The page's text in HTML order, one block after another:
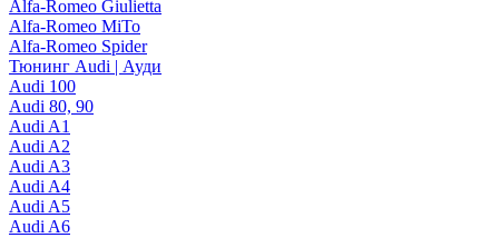
Alfa-Romeo Giulietta
Alfa-Romeo MiTo
Alfa-Romeo Spider
Тюнинг Audi | Ауди
Audi 100
Audi 80, 90
Audi A1
Audi A2
Audi A3
Audi A4
Audi A5
Audi A6